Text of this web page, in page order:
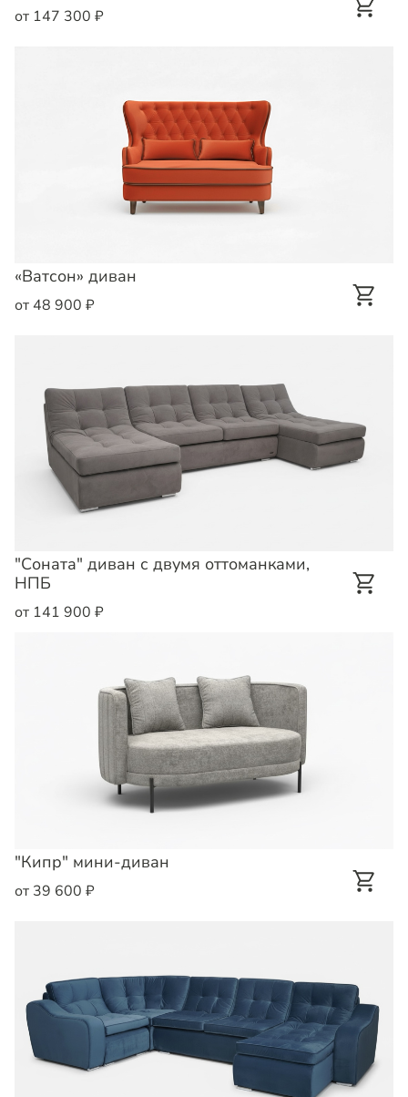
от 147 300 ₽
«Ватсон» диван
от 48 900 ₽
"Соната" диван с двумя оттоманками,
НПБ
от 141 900 ₽
"Кипр" мини-диван
от 39 600 ₽